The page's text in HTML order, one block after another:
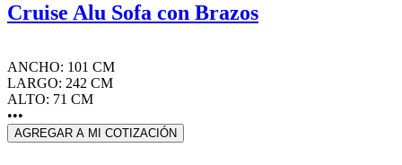
Cruise Alu Sofa con Brazos
ANCHO: 101 CM
LARGO: 242 CM
ALTO: 71 CM
•••
AGREGAR A MI COTIZACIÓN